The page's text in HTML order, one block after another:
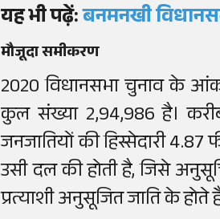
यह भी पढ़ें:बनमनखी
मौजूदा समीकरण
2020 विधानसभा चुनाव के
कुल संख्या 2,94,986 है।
जनजातियों की हिस्सेदारी
उसी दल की होती है, जिसे
प्रत्याशी अनुसूजित जाति के होते